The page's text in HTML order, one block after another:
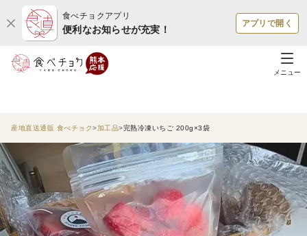
食べチョクアプリ
便利なお知らせが充実！
アプリで開く
メニュー
産地直送通販 食べチョク 加工品 完熟冷凍いちご 200g×3袋